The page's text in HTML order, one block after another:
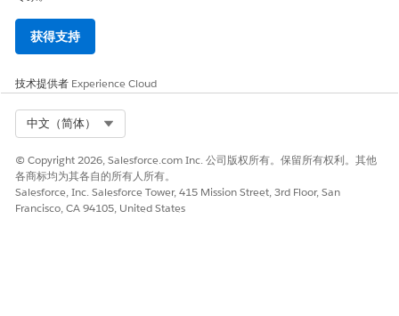
获得支持
技术提供者 Experience Cloud
中文（简体）
© Copyright 2026, Salesforce.com Inc. 公司版权所有。保留所有权利。其他
各商标均为其各自的所有人所有。
Salesforce, Inc. Salesforce Tower, 415 Mission Street, 3rd Floor, San
Francisco, CA 94105, United States